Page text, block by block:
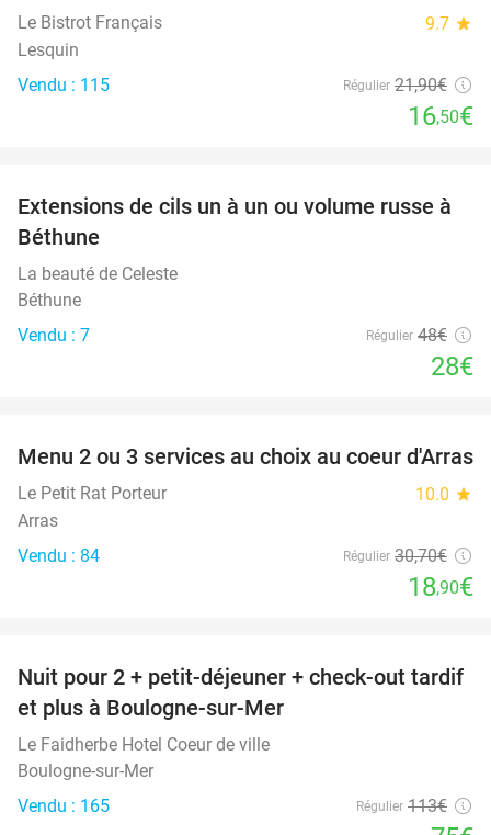
Le Bistrot Français 9.7 star
Lesquin
Vendu : 115
Régulier 21,90€
16,50€
42%
Extensions de cils un à un ou volume russe à
Béthune
La beauté de Celeste
Béthune
Vendu : 7
Régulier 48€
28€
38%
Menu 2 ou 3 services au choix au coeur d'Arras
Le Petit Rat Porteur 10.0 star
Arras
Vendu : 84
Régulier 30,70€
18,90€
34%
Nuit pour 2 + petit-déjeuner + check-out tardif
et plus à Boulogne-sur-Mer
Le Faidherbe Hotel Coeur de ville
Boulogne-sur-Mer
Vendu : 165
Régulier 113€